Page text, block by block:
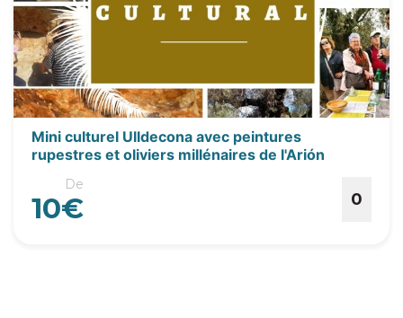
Mini culturel Ulldecona avec peintures
rupestres et oliviers millénaires de l'Arión
De
10€ 0